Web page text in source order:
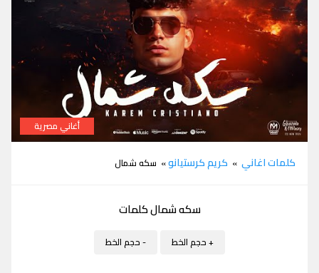
أغاني مصرية
كلمات اغاني » كريم كرستيانو» سكه شمال
سكه شمال كلمات
+ حجم الخط - حجم الخط